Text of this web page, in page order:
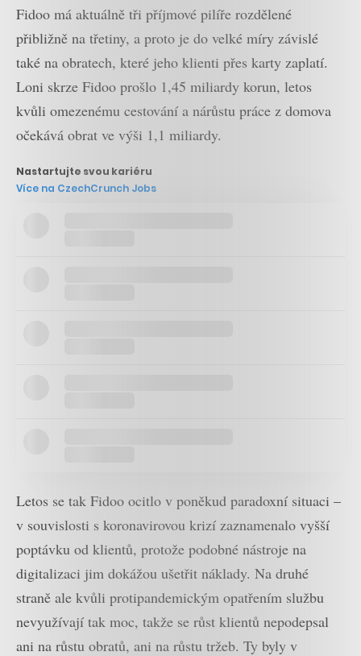
Fidoo má aktuálně tři příjmové pilíře rozdělené
přibližně na třetiny, a proto je do velké míry závislé
také na obratech, které jeho klienti přes karty zaplatí.
Loni skrze Fidoo prošlo 1,45 miliardy korun, letos
kvůli omezenému cestování a nárůstu práce z domova
očekává obrat ve výši 1,1 miliardy.
Nastartujte svou kariéru
Více na CzechCrunch Jobs
Letos se tak Fidoo ocitlo v poněkud paradoxní situaci –
v souvislosti s koronavirovou krizí zaznamenalo vyšší
poptávku od klientů, protože podobné nástroje na
digitalizaci jim dokážou ušetřit náklady. Na druhé
straně ale kvůli protipandemickým opatřením službu
nevyužívají tak moc, takže se růst klientů nepodepsal
ani na růstu obratů, ani na růstu tržeb. Ty byly v